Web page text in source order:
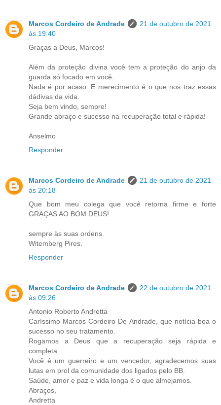
Marcos Cordeiro de Andrade
21 de outubro de 2021
às 19:40
Graças a Deus, Marcos!
Além da proteção divina você tem a proteção do anjo da
guarda só focado em você.
Nada é por acaso. E merecimento é o que nos traz essas
dádivas da vida.
Seja bem vindo, sempre!
Grande abraço e sucesso na recuperação total e rápida!
Anselmo
Responder
Marcos Cordeiro de Andrade
21 de outubro de 2021
às 20:18
Que bom meu colega que você retorna firme e forte
GRAÇAS AO BOM DEUS!
sempre às suas ordens.
Witemberg Pires.
Responder
Marcos Cordeiro de Andrade
22 de outubro de 2021
às 09:26
Antonio Roberto Andretta
Caríssimo Marcos Cordeiro De Andrade, que notícia boa o
sucesso no seu tratamento.
Rogamos a Deus que a recuperação seja rápida e
completa.
Você é um guerreiro e um vencedor, agradecemos suas
lutas em prol da comunidade dos ligados pelo BB.
Saúde, amor e paz e vida longa é o que almejamos.
Abraços,
Andretta